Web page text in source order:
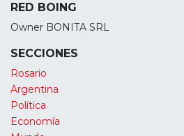
RED BOING
Owner BONITA SRL
SECCIONES
Rosario
Argentina
Política
Economía